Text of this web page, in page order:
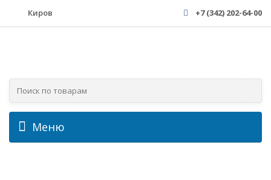
Киров +7 (342) 202-64-00
Меню